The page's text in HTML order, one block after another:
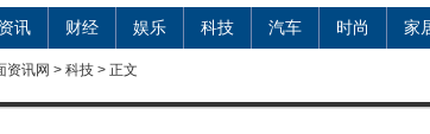
资讯 财经 娱乐 科技 汽车 时尚 家
资讯网 > 科技 > 正文